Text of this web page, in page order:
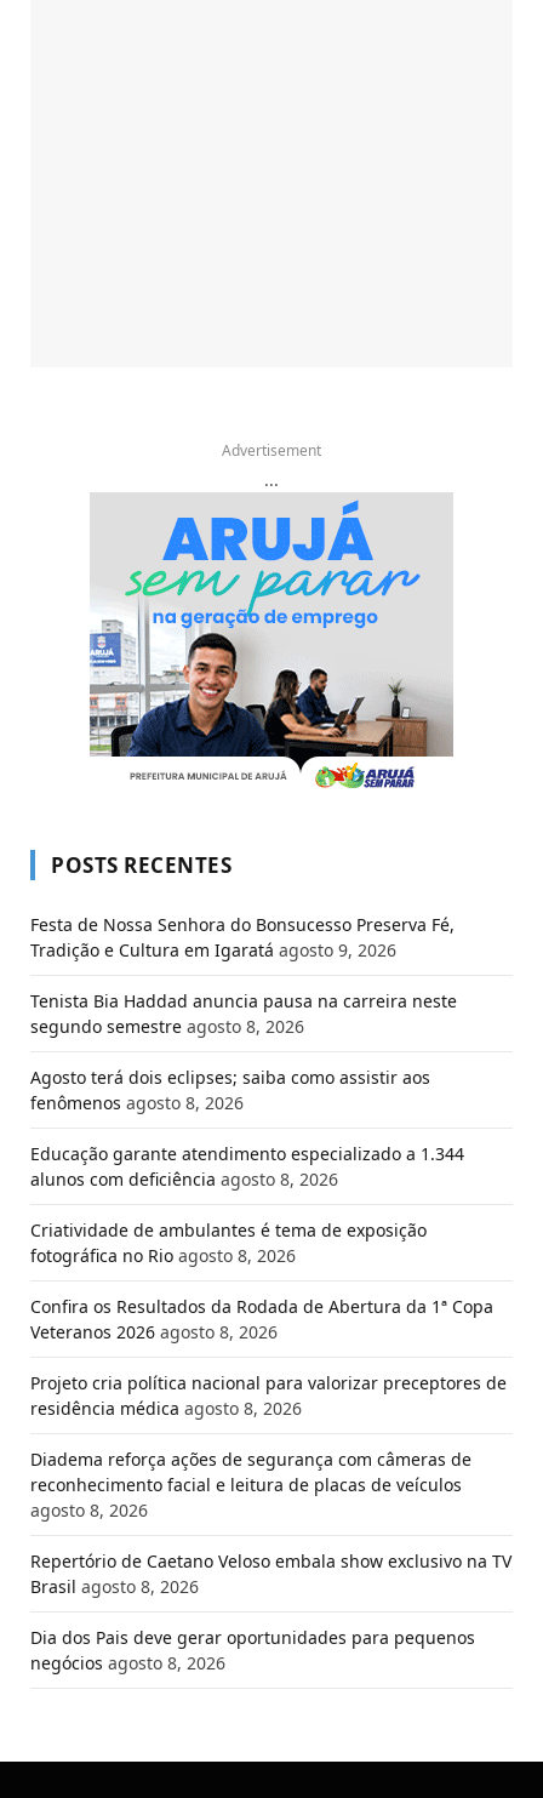
Advertisement
...
POSTS RECENTES
Festa de Nossa Senhora do Bonsucesso Preserva Fé,
Tradição e Cultura em Igaratá agosto 9, 2026
Tenista Bia Haddad anuncia pausa na carreira neste
segundo semestre agosto 8, 2026
Agosto terá dois eclipses; saiba como assistir aos
fenômenos agosto 8, 2026
Educação garante atendimento especializado a 1.344
alunos com deficiência agosto 8, 2026
Criatividade de ambulantes é tema de exposição
fotográfica no Rio agosto 8, 2026
Confira os Resultados da Rodada de Abertura da 1ª Copa
Veteranos 2026 agosto 8, 2026
Projeto cria política nacional para valorizar preceptores de
residência médica agosto 8, 2026
Diadema reforça ações de segurança com câmeras de
reconhecimento facial e leitura de placas de veículos
agosto 8, 2026
Repertório de Caetano Veloso embala show exclusivo na TV
Brasil agosto 8, 2026
Dia dos Pais deve gerar oportunidades para pequenos
negócios agosto 8, 2026